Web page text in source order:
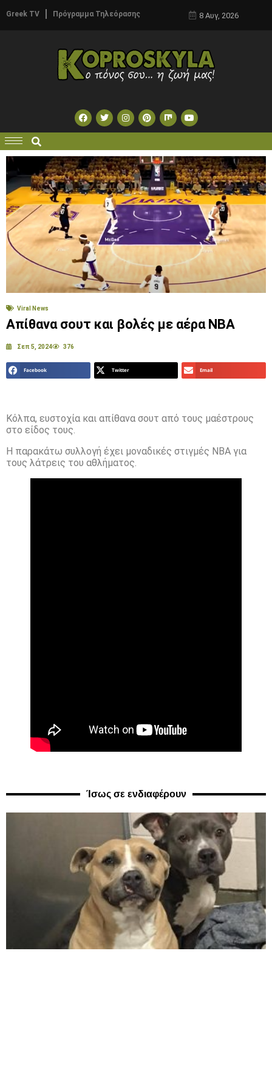
Greek TV Πρόγραμμα Τηλεόρασης 8 Αυγ, 2026
Viral News
Απίθανα σουτ και βολές με αέρα NBA
Σεπ 5, 2024 376
Facebook Twitter Email
Κόλπα, ευστοχία και απίθανα σουτ από τους μαέστρους
στο είδος τους.
Η παρακάτω συλλογή έχει μοναδικές στιγμές NBA για
τους λάτρεις του αθλήματος.
Ίσως σε ενδιαφέρουν